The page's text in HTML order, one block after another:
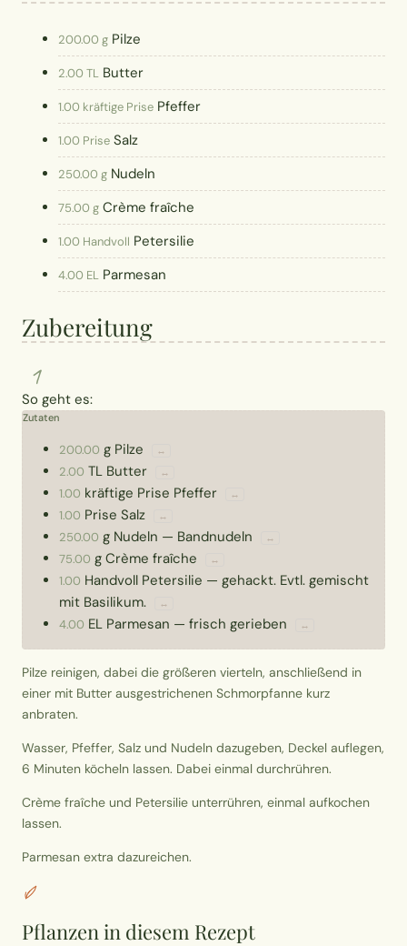
200.00 g Pilze
2.00 TL Butter
1.00 kräftige Prise Pfeffer
1.00 Prise Salz
250.00 g Nudeln
75.00 g Crème fraîche
1.00 Handvoll Petersilie
4.00 EL Parmesan
Zubereitung
1
So geht es:
Zutaten
200.00 g Pilze ↔
2.00 TL Butter ↔
1.00 kräftige Prise Pfeffer ↔
1.00 Prise Salz ↔
250.00 g Nudeln — Bandnudeln ↔
75.00 g Crème fraîche ↔
1.00 Handvoll Petersilie — gehackt. Evtl. gemischt
mit Basilikum.
↔
4.00 EL Parmesan — frisch gerieben ↔
Pilze reinigen, dabei die größeren vierteln, anschließend in
einer mit Butter ausgestrichenen Schmorpfanne kurz
anbraten.
Wasser, Pfeffer, Salz und Nudeln dazugeben, Deckel auflegen,
6 Minuten köcheln lassen. Dabei einmal durchrühren.
Crème fraîche und Petersilie unterrühren, einmal aufkochen
lassen.
Parmesan extra dazureichen.
Pflanzen in diesem Rezept